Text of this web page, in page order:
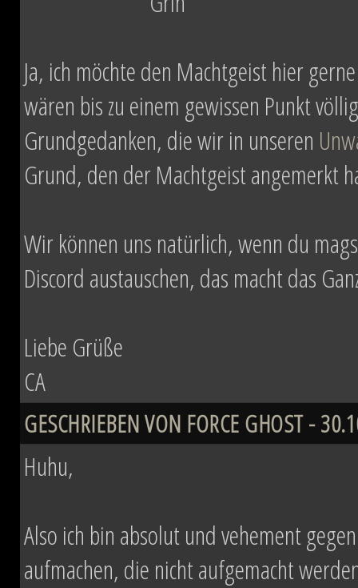
Ja, ich möchte den Machtgeist hier
wären bis zu einem gewissen Punkt
Grundgedanken, die wir in unseren
Grund, den der Machtgeist angemerkt
Wir können uns natürlich, wenn du
Discord austauschen, das macht das
Liebe Grüße
CA
GESCHRIEBEN VON FORCE GHOST -
Huhu,
Also ich bin absolut und vehement
aufmachen, die nicht aufgemacht